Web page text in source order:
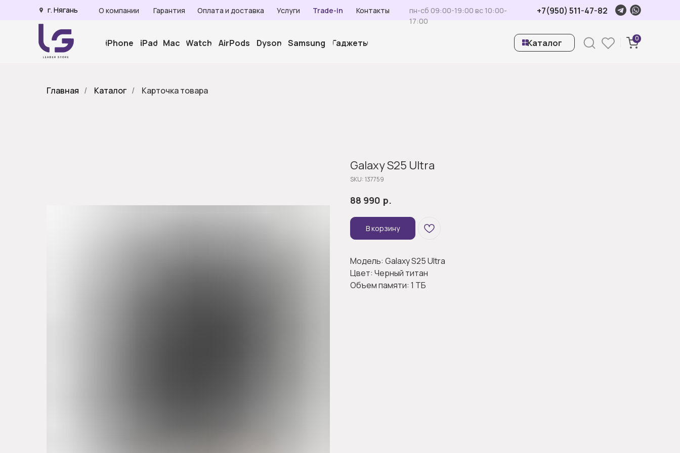
О компании Trade-in
Гарантия Контакты
Оплата и доставка +7(950) 511-47-82
пн-сб 09:00-19:00 вс 10:00-
17:00
iPhone iPad Mac Watch AirPods Samsung Гаджеты
г. Нягань
0
Услуги
Dyson ㅤКаталог
Главная / Каталог / Карточка товара
Galaxy S25 Ultra
SKU:137759
88 990 р.
В корзину
Модель: Galaxy S25 Ultra
Цвет: Черный титан
Объем памяти: 1 ТБ